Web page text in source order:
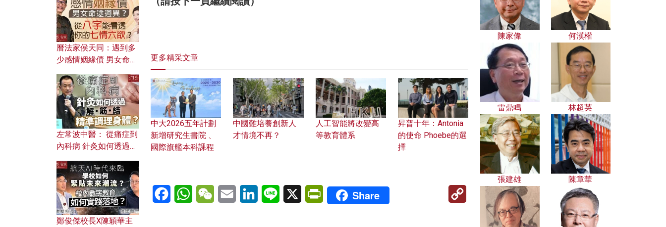
更多精采文章
中大2026五年計劃
新增研究生書院 、
國際旗艦本科課程
中國難培養創新人
才情境不再？
人工智能將改變高
等教育體系
昇普十年：Antonia
的使命 Phoebe的選
擇
FacebookWhatsAppWeChatEmail LinkedInLine X PrintFriendly
Share
Copy
曆法家侯天同：遇到多
少感情姻緣債 男女命途
的七情六欲？
左常波中醫： 從痛症到
內科病 針灸如何透過解
鄭俊傑校長X陳穎華主
陳家偉 何漢權
雷鼎鳴 林超英
張建雄 陳章華